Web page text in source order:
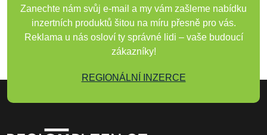
Zanechte nám svůj e-mail a my vám zašleme nabídku
inzertních produktů šitou na míru přesně pro vás.
Reklama u nás osloví ty správné lidi – vaše budoucí
zákazníky!
REGIONÁLNÍ INZERCE